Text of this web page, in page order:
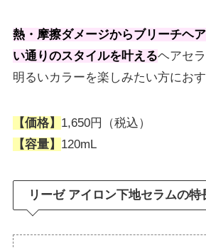
熱・摩擦ダメージからブリーチヘ
い通りのスタイルを叶えるヘアセ
明るいカラーを楽しみたい方におす
【価格】 1,650円（税込）
【容量】 120mL
リーゼ アイロン下地セラムの特